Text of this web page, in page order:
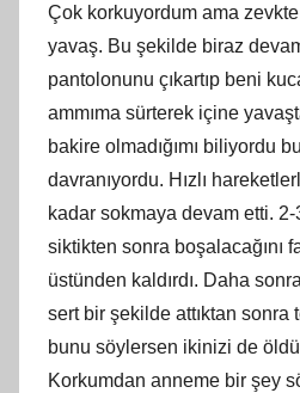
Çok korkuyordum ama
yavaş. Bu şekilde biraz
pantolonunu çıkartıp beni
ammıma sürterek içine
bakire olmadığımı biliyordu
davranıyordu. Hızlı
kadar sokmaya devam etti.
siktikten sonra boşalacağını
üstünden kaldırdı. Daha
sert bir şekilde attıktan sonra
bunu söylersen ikinizi de
Korkumdan anneme bir şey